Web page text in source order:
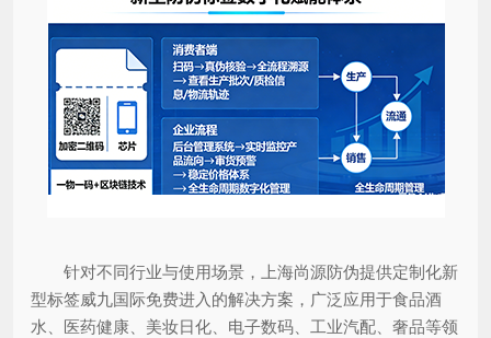
针对不同行业与使用场景，上海尚源防伪提供定制化新
型标签威九国际免费进入的解决方案，广泛应用于食品酒
水、医药健康、美妆日化、电子数码、工业汽配、奢品等领